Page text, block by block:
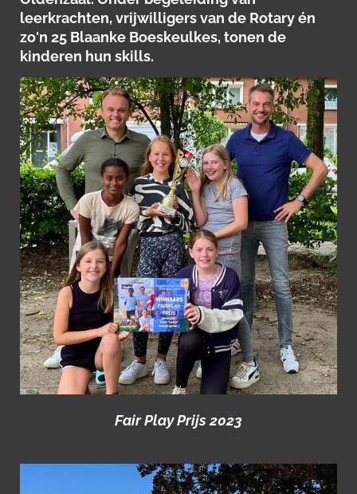
leerkrachten, vrijwilligers van de Rotary én
zo'n 25 Blaanke Boeskeulkes, tonen de
kinderen hun skills.
Fair Play Prijs 2023